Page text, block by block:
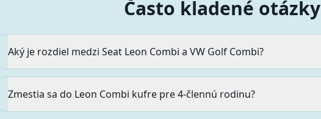
Často kladené otázky
Aký je rozdiel medzi Seat Leon Combi a VW Golf Combi?
Zmestia sa do Leon Combi kufre pre 4-člennú rodinu?